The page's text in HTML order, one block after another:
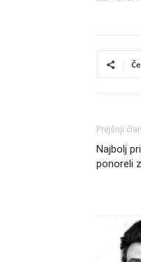
Prejšnji
Najbolj
ponoreli